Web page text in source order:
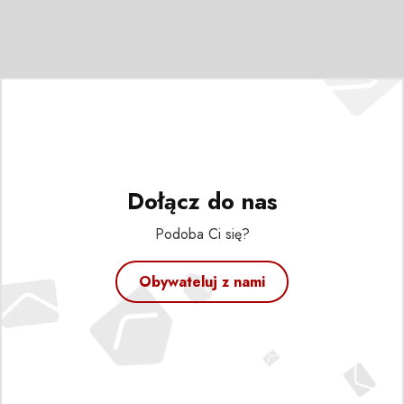
Dołącz do nas
Podoba Ci się?
Obywateluj z nami